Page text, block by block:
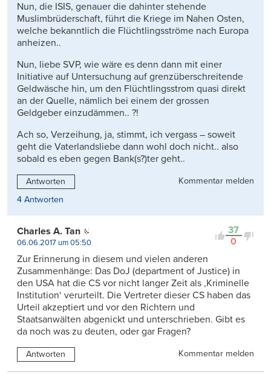
Nun, die ISIS, genauer die dahinter stehende
Muslimbrüderschaft, führt die Kriege im Nahen Osten,
welche bekanntlich die Flüchtlingsströme nach Europa
anheizen..
Nun, liebe SVP, wie wäre es denn dann mit einer
Initiative auf Untersuchung auf grenzüberschreitende
Geldwäsche hin, um den Flüchtlingsstrom quasi direkt
an der Quelle, nämlich bei einem der grossen
Geldgeber einzudämmen.. ?!
Ach so, Verzeihung, ja, stimmt, ich vergass – soweit
geht die Vaterlandsliebe dann wohl doch nicht.. also
sobald es eben gegen Bank(s?)ter geht..
Antworten
Kommentar melden
4 Antworten
37
0
Charles A. Tan
06.06.2017 um 05:50
Zur Erinnerung in diesem und vielen anderen
Zusammenhänge: Das DoJ (department of Justice) in
den USA hat die CS vor nicht langer Zeit als ,Kriminelle
Institution‘ verurteilt. Die Vertreter dieser CS haben das
Urteil akzeptiert und vor den Richtern und
Staatsanwälten abgenickt und unterschrieben. Gibt es
da noch was zu deuten, oder gar Fragen?
Antworten Kommentar melden